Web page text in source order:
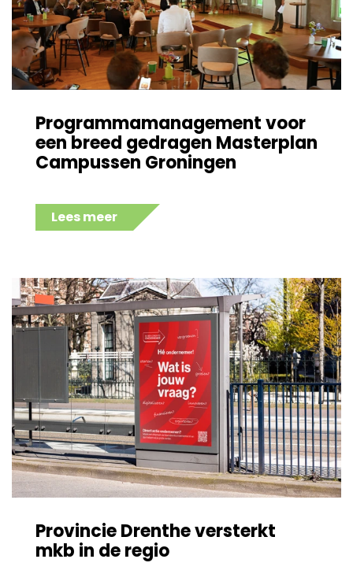
Programmamanagement voor
een breed gedragen Masterplan
Campussen Groningen
Lees meer
Provincie Drenthe versterkt
mkb in de regio